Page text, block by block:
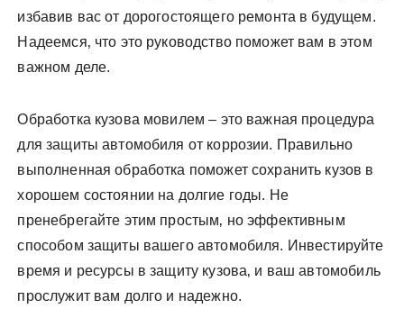
избавив вас от дорогостоящего ремонта в будущем.
Надеемся‚ что это руководство поможет вам в этом
важном деле.
Обработка кузова мовилем – это важная процедура
для защиты автомобиля от коррозии. Правильно
выполненная обработка поможет сохранить кузов в
хорошем состоянии на долгие годы. Не
пренебрегайте этим простым‚ но эффективным
способом защиты вашего автомобиля. Инвестируйте
время и ресурсы в защиту кузова‚ и ваш автомобиль
прослужит вам долго и надежно.